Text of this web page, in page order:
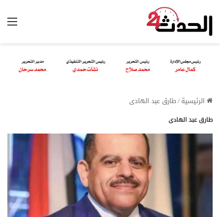
الرئيسية/طارق عبد الهادى
طارق عبد الهادى